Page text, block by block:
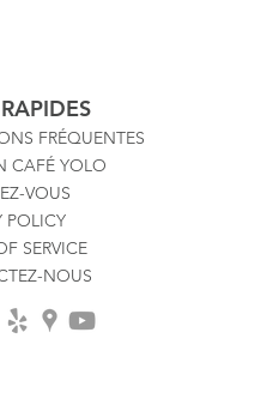
FRÉQUENTES
CAFÉ YOLO
VOUS
POLICY
SERVICE
NOUS